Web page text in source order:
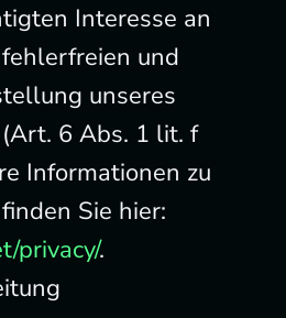
Interesse an
und
unseres
6 Abs. 1 lit. f
Informationen zu
Sie hier:
privacy/.